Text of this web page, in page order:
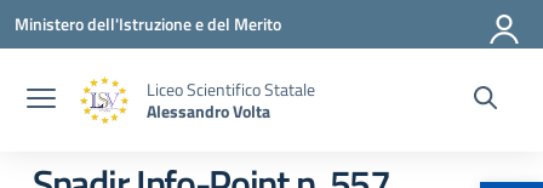
Vai ai contenuti
Vai al menu di navigazione
Vai al footer
Ministero dell'Istruzione e del Merito
Liceo Scientifico Statale
Alessandro Volta